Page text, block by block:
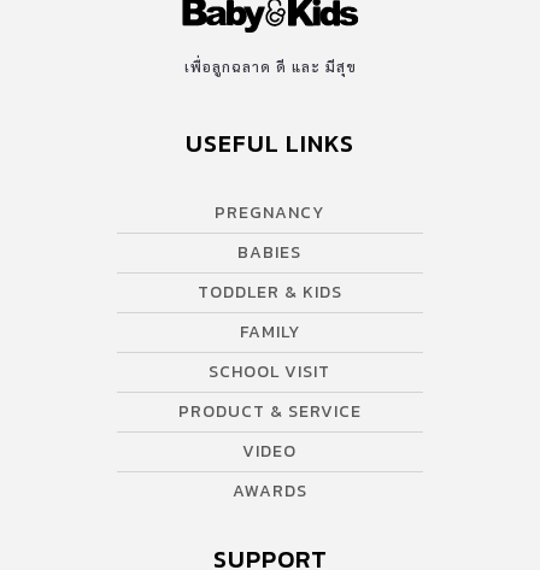
เพื่อลูกฉลาด ดี และ มีสุข
USEFUL LINKS
PREGNANCY
BABIES
TODDLER & KIDS
FAMILY
SCHOOL VISIT
PRODUCT & SERVICE
VIDEO
AWARDS
SUPPORT